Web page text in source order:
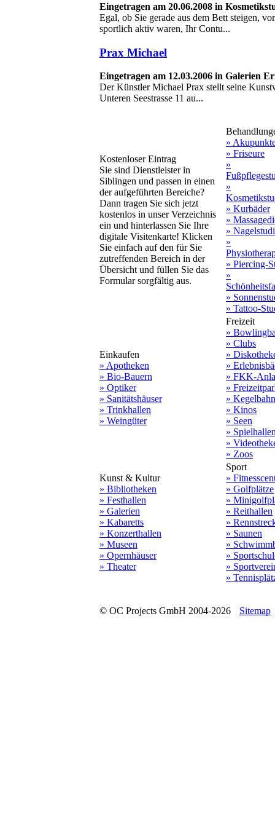
Eingetragen am 20.06.2008 in
Egal, ob Sie gerade aus dem Bett steigen,
sportlich aktiv waren, Ihr Contu...
Prax Michael
Eingetragen am 12.03.2006 in Galerien
Der Künstler Michael Prax stellt seine
Unteren Seestrasse 11 au...
Kostenloser Eintrag
Sie sind Dienstleister in
Siblingen und passen in einen
der aufgeführten Bereiche?
Dann tragen Sie sich jetzt
kostenlos in unser Verzeichnis
ein und hinterlassen Sie Ihre
digitale Visitenkarte! Klicken
Sie einfach auf den für Sie
zutreffenden Bereich in der
Übersicht und füllen Sie das
Formular sorgfältig aus.
»
» Friseure
»
»
» Kurbäder
»
»
»
» Piercing-
»
»
» Tattoo-
Einkaufen
» Apotheken
» Bio-Bauern
» Optiker
» Sanitätshäuser
» Trinkhallen
» Weingüter
Freizeit
»
» Clubs
»
»
» FKK-
»
»
» Kinos
» Seen
»
»
» Zoos
Kunst & Kultur
» Bibliotheken
» Festhallen
» Galerien
» Kabaretts
» Konzerthallen
» Museen
» Opernhäuser
» Theater
Sport
»
» Golfplätze
»
» Reithallen
»
» Saunen
»
»
»
»
© OC Projects GmbH 2004-2026 Sitemap